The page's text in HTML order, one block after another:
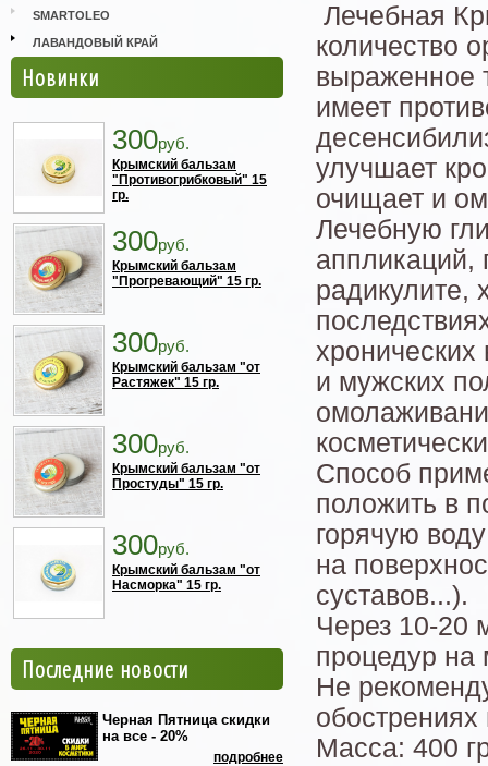
SMARTOLEO
ЛАВАНДОВЫЙ КРАЙ
Новинки
300руб.
Крымский бальзам
"Противогрибковый" 15
гр.
300руб.
Крымский бальзам
"Прогревающий" 15 гр.
300руб.
Крымский бальзам "от
Растяжек" 15 гр.
300руб.
Крымский бальзам "от
Простуды" 15 гр.
300руб.
Крымский бальзам "от
Насморка" 15 гр.
Последние новости
Черная Пятница скидки
на все - 20%
подробнее
Лечебная
количество
выраженное
имеет
улучшает
очищает и
Лечебную
аппликаций,
радикулите,
и мужских
Способ
положить в
горячую
на
суставов...).
Через 10-20
процедур на
Не
обострениях
Масса: 400